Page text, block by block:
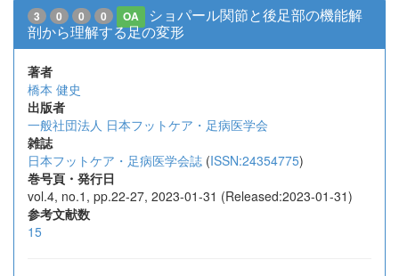
3 0 0 0 OA
ショパール関節と後足部の機能解
剖から理解する足の変形
著者
橋本 健史
出版者
一般社団法人 日本フットケア・足病医学会
雑誌
日本フットケア・足病医学会誌 (ISSN:24354775)
巻号頁・発行日
vol.4, no.1, pp.22-27, 2023-01-31 (Released:2023-01-31)
参考文献数
15